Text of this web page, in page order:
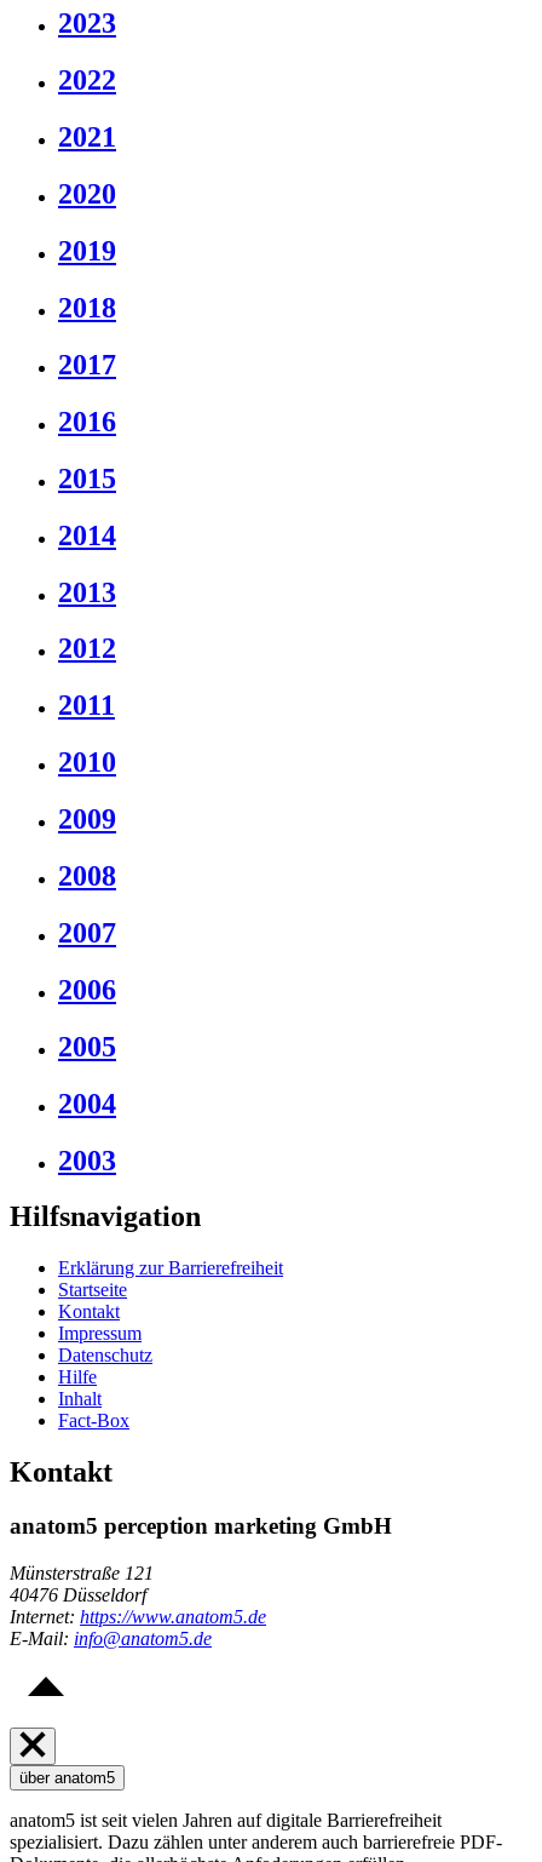
2023
2022
2021
2020
2019
2018
2017
2016
2015
2014
2013
2012
2011
2010
2009
2008
2007
2006
2005
2004
2003
Hilfsnavigation
Erklärung zur Barrierefreiheit
Startseite
Kontakt
Impressum
Datenschutz
Hilfe
Inhalt
Fact-Box
Kontakt
anatom5 perception marketing GmbH
Münsterstraße 121
40476 Düsseldorf
Internet: https://www.anatom5.de
E-Mail: info@anatom5.de
über anatom5
anatom5 ist seit vielen Jahren auf digitale Barrierefreiheit
spezialisiert. Dazu zählen unter anderem auch barrierefreie PDF-